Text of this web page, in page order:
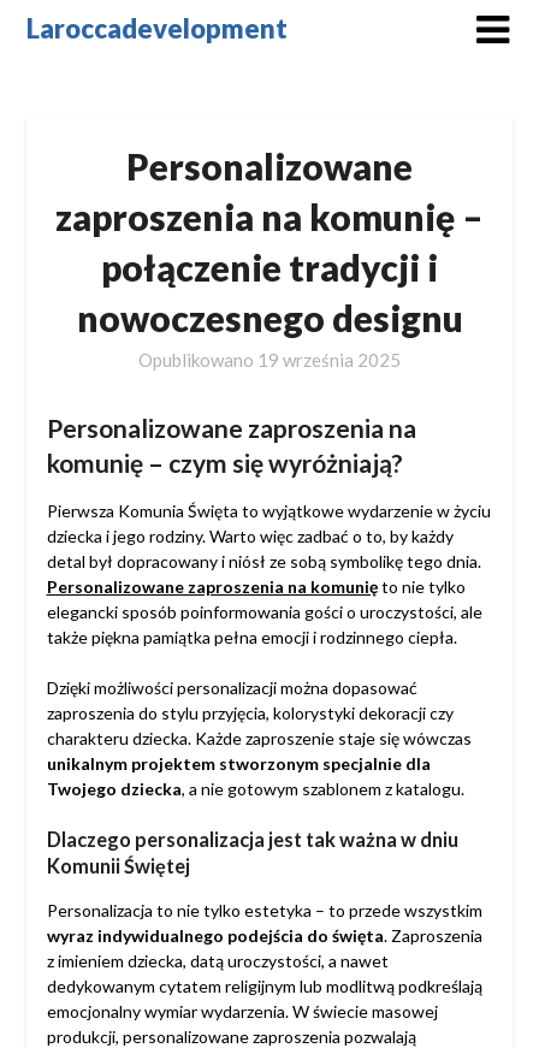
SkipLaroccadevelopment
Personalizowane
zaproszenia na komunię –
połączenie tradycji i
nowoczesnego designu
Opublikowano 19 września 2025
Personalizowane zaproszenia na
komunię – czym się wyróżniają?
Pierwsza Komunia Święta to wyjątkowe wydarzenie w życiu
dziecka i jego rodziny. Warto więc zadbać o to, by każdy
detal był dopracowany i niósł ze sobą symbolikę tego dnia.
Personalizowane zaproszenia na komunięto nie tylko
elegancki sposób poinformowania gości o uroczystości, ale
także piękna pamiątka pełna emocji i rodzinnego ciepła.
Dzięki możliwości personalizacji można dopasować
zaproszenia do stylu przyjęcia, kolorystyki dekoracji czy
charakteru dziecka. Każde zaproszenie staje się wówczas
unikalnym projektem stworzonym specjalnie dla
Twojego dziecka, a nie gotowym szablonem z katalogu.
Dlaczego personalizacja jest tak ważna w dniu
Komunii Świętej
Personalizacja to nie tylko estetyka – to przede wszystkim
wyraz indywidualnego podejścia do święta. Zaproszenia
z imieniem dziecka, datą uroczystości, a nawet
dedykowanym cytatem religijnym lub modlitwą podkreślają
emocjonalny wymiar wydarzenia. W świecie masowej
produkcji, personalizowane zaproszenia pozwalają